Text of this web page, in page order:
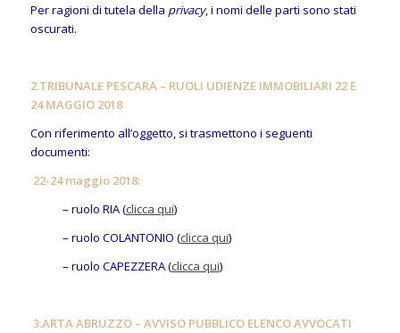
Per ragioni di tutela della privacy, i nomi delle parti sono stati
oscurati.
2.TRIBUNALE PESCARA – RUOLI UDIENZE IMMOBILIARI 22 E
24 MAGGIO 2018
Con riferimento all’oggetto, si trasmettono i seguenti
documenti:
22-24 maggio 2018:
– ruolo RIA (clicca qui)
– ruolo COLANTONIO (clicca qui)
– ruolo CAPEZZERA (clicca qui)
3.ARTA ABRUZZO – AVVISO PUBBLICO ELENCO AVVOCATI